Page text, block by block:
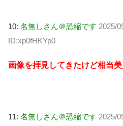
10: 名無しさん＠恐縮です 2025/
ID:xp0fHKYp0
画像を拝見してきたけど相当
11: 名無しさん＠恐縮です 2025/